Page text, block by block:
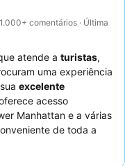
comentários · Última
atende a turistas,
uma experiência
excelente
acesso
Manhattan e a várias
de toda a
e vistas